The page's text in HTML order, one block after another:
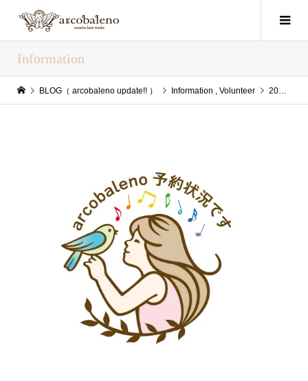
Information
BLOG（ arcobaleno update!! ） Information , Volunteer 2023/11/22(Wed) arcobaleno update!!